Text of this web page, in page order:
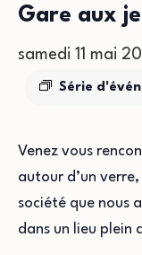
Gare aux
samedi 11 mai
Série
Venez vous
autour d’un
société que nous
dans un lieu plein